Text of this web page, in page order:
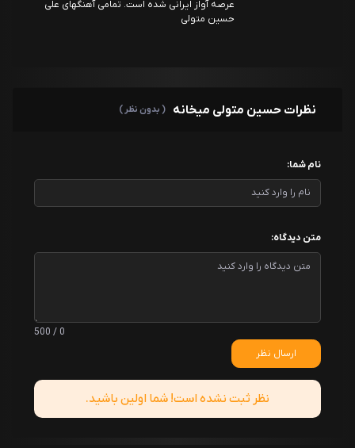
عرصه آواز ایرانی شده است. تمامی آهنگهای علی
حسین متولی
نظرات حسین متولی میخانه ( بدون نظر )
نام شما:
متن دیدگاه:
0 / 500
ارسال نظر
نظر ثبت نشده است! شما اولین باشید.